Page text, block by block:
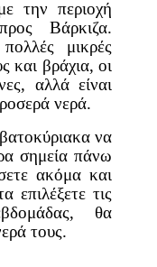
την περιοχή
Βάρκιζα.
μικρές
και βράχια, οι
αλλά είναι
νερά.
να
σημεία πάνω
ακόμα και
τις
θα
τους.